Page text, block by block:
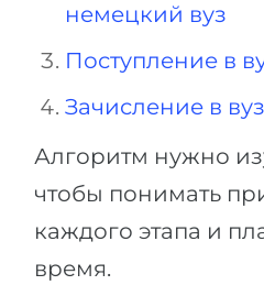
немецкий вуз
Поступление в
Зачисление в
Алгоритм нужно
чтобы понимать
каждого этапа и
время.